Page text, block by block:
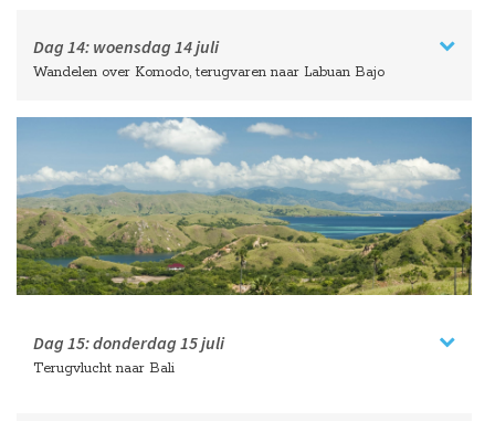
Dag 14: woensdag 14 juli
Wandelen over Komodo, terugvaren naar Labuan Bajo
Dag 15:donderdag 15 juli
Terugvlucht naar Bali